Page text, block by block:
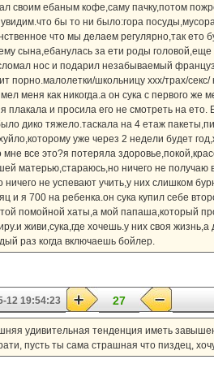
своим ебаным кофе,саму пачку,потом
бы то ни было:гора
что мы делаем регулярно,так ето
сына,ебанулась за ети роды
нос и подарил незабываемый
порно.малолетки/школьницу xxx/трах/
меня как никогда.а он сука с первого
я плакала и просила его не смотреть на
дико тяжело.таскала на 4 етаж
уже через 2 недели будет
все это?я потеряла
матерью,стараюсь,но ничего не получаю
не успевают учить,у них слишком
и я 700 на ребенка.он сука купил себе
помойной хаты,а мой папаша,который
живи,сука,где хочешь.у них своя
раз когда включаешь бойлер.
12 19:54:23 27
удивительная тенденция иметь
пусть ты сама страшная что пиздец,